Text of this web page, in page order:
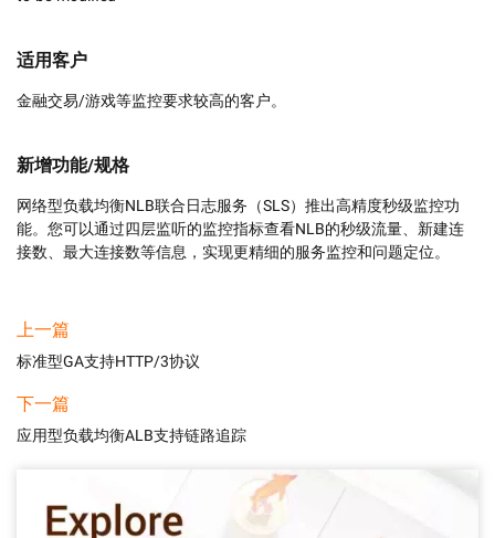
适用客户
金融交易/游戏等监控要求较高的客户。
新增功能/规格
网络型负载均衡NLB联合日志服务（SLS）推出高精度秒级监控功
能。您可以通过四层监听的监控指标查看NLB的秒级流量、新建连
接数、最大连接数等信息，实现更精细的服务监控和问题定位。
上一篇
标准型GA支持HTTP/3协议
下一篇
应用型负载均衡ALB支持链路追踪